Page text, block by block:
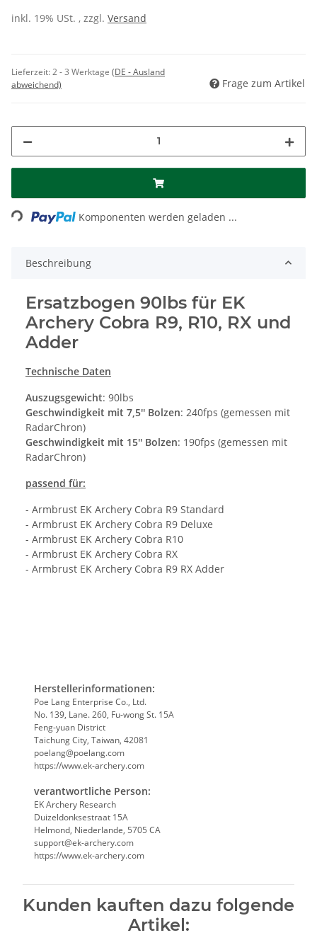
inkl. 19% USt. , zzgl. Versand
Lieferzeit:2 - 3 Werktage (DE - Ausland
abweichend)
Frage zum Artikel
Komponenten werden geladen ...
Beschreibung
Ersatzbogen 90lbs für EK
Archery Cobra R9, R10, RX und
Adder
Technische Daten
Auszugsgewicht: 90lbs
Geschwindigkeit mit 7,5'' Bolzen: 240fps (gemessen mit
RadarChron)
Geschwindigkeit mit 15'' Bolzen: 190fps (gemessen mit
RadarChron)
passend für:
- Armbrust EK Archery Cobra R9 Standard
- Armbrust EK Archery Cobra R9 Deluxe
- Armbrust EK Archery Cobra R10
- Armbrust EK Archery Cobra RX
- Armbrust EK Archery Cobra R9 RX Adder
Herstellerinformationen:
Poe Lang Enterprise Co., Ltd.
No. 139, Lane. 260, Fu-wong St. 15A
Feng-yuan District
Taichung City, Taiwan, 42081
poelang@poelang.com
https://www.ek-archery.com
verantwortliche Person:
EK Archery Research
Duizeldonksestraat 15A
Helmond, Niederlande, 5705 CA
support@ek-archery.com
https://www.ek-archery.com
Kunden kauften dazu folgende
Artikel: